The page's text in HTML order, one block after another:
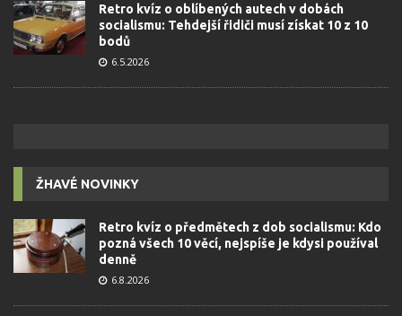
Retro kvíz o oblíbených autech v dobách
socialismu: Tehdejší řidiči musí získat 10 z 10
bodů
6.5.2026
ŽHAVÉ NOVINKY
Retro kvíz o předmětech z dob socialismu: Kdo
pozná všech 10 věcí, nejspíše je kdysi používal
denně
6.8.2026